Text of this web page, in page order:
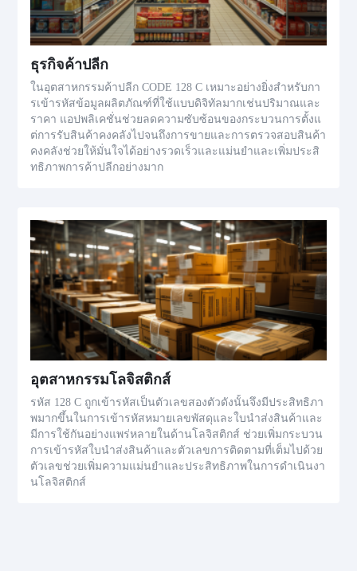
ธุรกิจค้าปลีก
ในอุตสาหกรรมค้าปลีก CODE 128 C เหมาะอย่างยิ่งสำหรับกา
รเข้ารหัสข้อมูลผลิตภัณฑ์ที่ใช้แบบดิจิทัลมากเช่นปริมาณและ
ราคา แอปพลิเคชั่นช่วยลดความซับซ้อนของกระบวนการตั้งแ
ต่การรับสินค้าคงคลังไปจนถึงการขายและการตรวจสอบสินค้า
คงคลังช่วยให้มั่นใจได้อย่างรวดเร็วและแม่นยำและเพิ่มประสิ
ทธิภาพการค้าปลีกอย่างมาก
อุตสาหกรรมโลจิสติกส์
รหัส 128 C ถูกเข้ารหัสเป็นตัวเลขสองตัวดังนั้นจึงมีประสิทธิภา
พมากขึ้นในการเข้ารหัสหมายเลขพัสดุและใบนำส่งสินค้าและ
มีการใช้กันอย่างแพร่หลายในด้านโลจิสติกส์ ช่วยเพิ่มกระบวน
การเข้ารหัสใบนำส่งสินค้าและตัวเลขการติดตามที่เต็มไปด้วย
ตัวเลขช่วยเพิ่มความแม่นยำและประสิทธิภาพในการดำเนินงา
นโลจิสติกส์